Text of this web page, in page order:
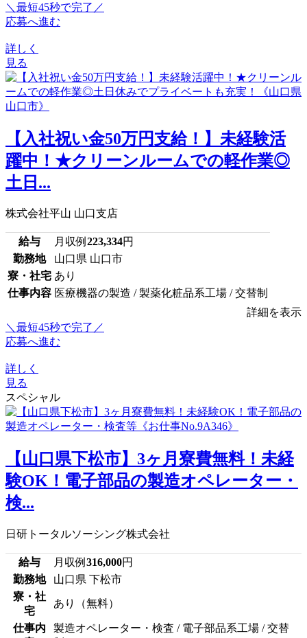
＼最短45秒で完了／
応募へ進む
詳しく
見る
【入社祝い金50万円支給！】未経験活
躍中！★クリーンルームでの軽作業◎
土日...
株式会社平山 山口支店
給与 月収例 223,334円
勤務地
山口県 山口市
寮・社宅 あり
仕事内容 医療機器の製造 / 製薬化粧品系工場 / 交替制
詳細を表示
＼最短45秒で完了／
応募へ進む
詳しく
見る
スペシャル
【山口県下松市】3ヶ月寮費無料！未経
験OK！電子部品の製造オペレーター・
検...
日研トータルソーシング株式会社
給与 月収例 316,000円
勤務地
山口県 下松市
寮・社
宅
あり（無料）
仕事内
製造オペレーター・検査 / 電子部品系工場 / 交替